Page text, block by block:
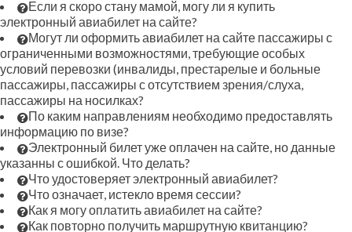
Если я скоро стану мамой, могу ли я купить
электронный авиабилет на сайте?
Могут ли оформить авиабилет на сайте пассажиры с
ограниченными возможностями, требующие особых
условий перевозки (инвалиды, престарелые и больные
пассажиры, пассажиры с отсутствием зрения/слуха,
пассажиры на носилках?
По каким направлениям необходимо предоставлять
информацию по визе?
Электронный билет уже оплачен на сайте, но данные
указанны с ошибкой. Что делать?
Что удостоверяет электронный авиабилет?
Что означает, истекло время сессии?
Как я могу оплатить авиабилет на сайте?
Как повторно получить маршрутную квитанцию?